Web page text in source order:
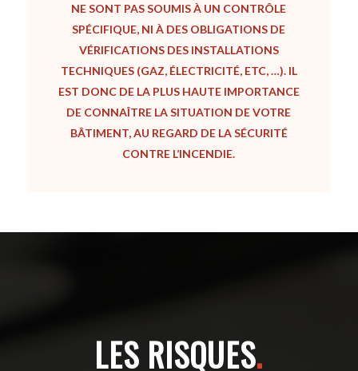
NE SONT PAS SOUMIS À UN CONTRÔLE
SPÉCIFIQUE, NI À DES OBLIGATIONS DE
VÉRIFICATIONS DES INSTALLATIONS
TECHNIQUES (GAZ, ÉLECTRICITÉ, ETC, …). IL
EST DONC DE LA PLUS HAUTE IMPORTANCE
DE CONNAÎTRE LA SITUATION DE VOTRE
BÂTIMENT, AU REGARD DE LA SÉCURITÉ
CONTRE L’INCENDIE.
LES RISQUES.